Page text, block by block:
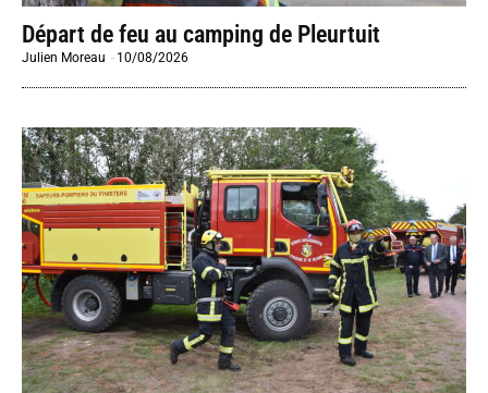
Départ de feu au camping de Pleurtuit
Julien Moreau - 10/08/2026